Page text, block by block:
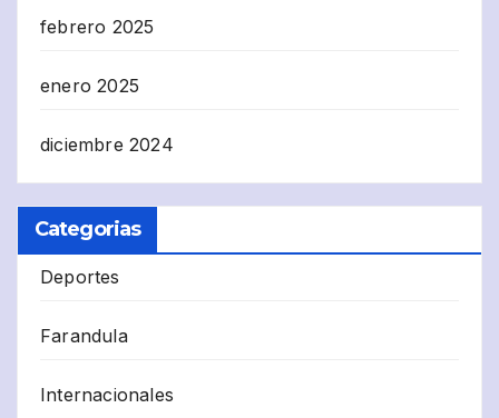
febrero 2025
enero 2025
diciembre 2024
Categorias
Deportes
Farandula
Internacionales